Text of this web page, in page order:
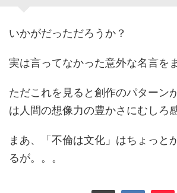
いかがだっただろうか？
実は言ってなかった意外な名言を
ただこれを見ると創作のパターン
は人間の想像力の豊かさにむしろ
まあ、「不倫は文化」はちょっと
るが。。。